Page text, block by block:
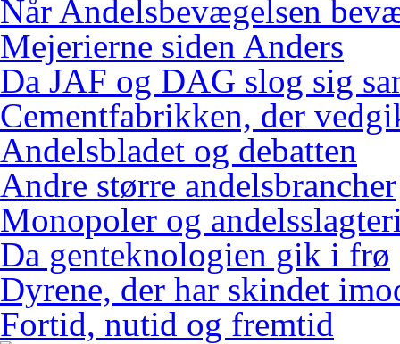
Når Andelsbevægelsen
Mejerierne siden Anders
Da JAF og DAG slog sig
Cementfabrikken, der
Andelsbladet og debatten
Andre større andelsbrancher
Monopoler og
Da genteknologien gik i frø
Dyrene, der har skindet
Fortid, nutid og fremtid